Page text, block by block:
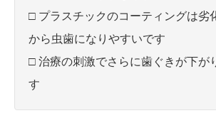
□ プラスチックのコーティングは劣
から虫歯になりやすいです
□ 治療の刺激でさらに歯ぐきが下が
す